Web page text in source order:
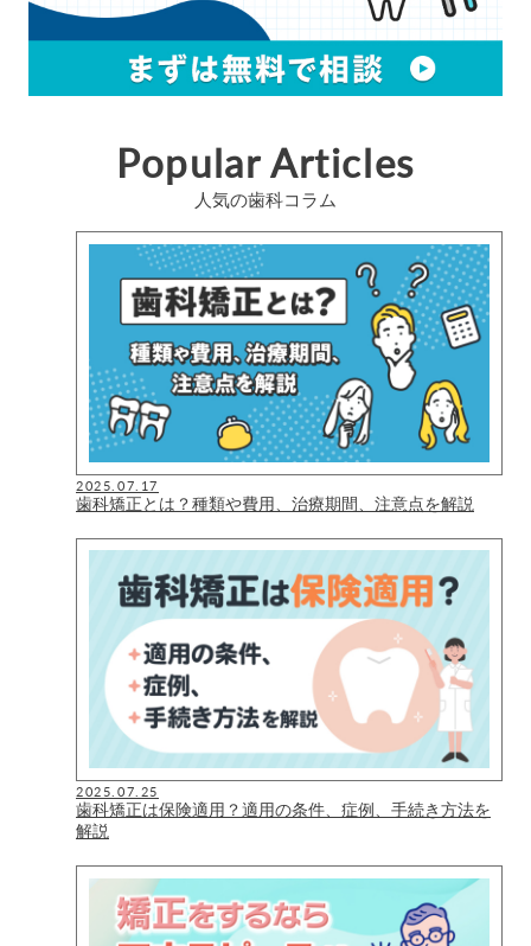
Popular Articles
人気の歯科コラム
2025.07.17
歯科矯正とは？種類や費用、治療期間、注意点を解説
2025.07.25
歯科矯正は保険適用？適用の条件、症例、手続き方法を
解説